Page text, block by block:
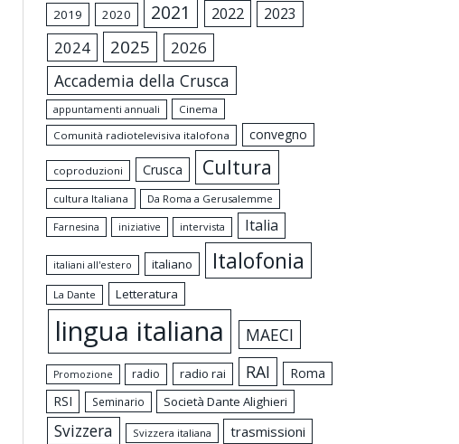
2019 2020 2021 2022 2023
2024 2025 2026
Accademia della Crusca
appuntamenti annuali
Cinema
Comunità radiotelevisiva italofona
convegno
coproduzioni Crusca Cultura
cultura Italiana Da Roma a Gerusalemme
Farnesina iniziative intervista Italia
italiani all'estero italiano Italofonia
La Dante Letteratura
lingua italiana MAECI
Promozione radio radio rai RAI
Roma
RSI
Seminario Società Dante Alighieri
Svizzera Svizzera italiana trasmissioni